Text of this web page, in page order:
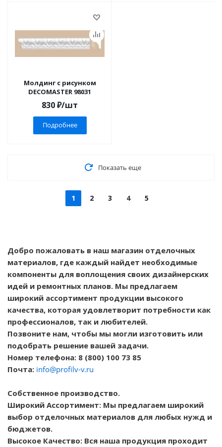
Молдинг с рисунком
DECOMASTER 98031
830₽/шт
Подробнее
Показать еще
1 2 3 4 5
Добро пожаловать в наш магазин отделочных
материалов, где каждый найдет необходимые
компоненты для воплощения своих дизайнерских
идей и ремонтных планов. Мы предлагаем
широкий ассортимент продукции высокого
качества, которая удовлетворит потребности как
профессионалов, так и любителей.
Позвоните нам, чтобы мы могли изготовить или
подобрать решение вашей задачи.
Номер телефона: 8 (800) 100 73 85
Почта: info@profilv-v.ru
Собственное производство.
Широкий Ассортимент: Мы предлагаем широкий
выбор отделочных материалов для любых нужд и
бюджетов.
Высокое Качество: Вся наша продукция проходит